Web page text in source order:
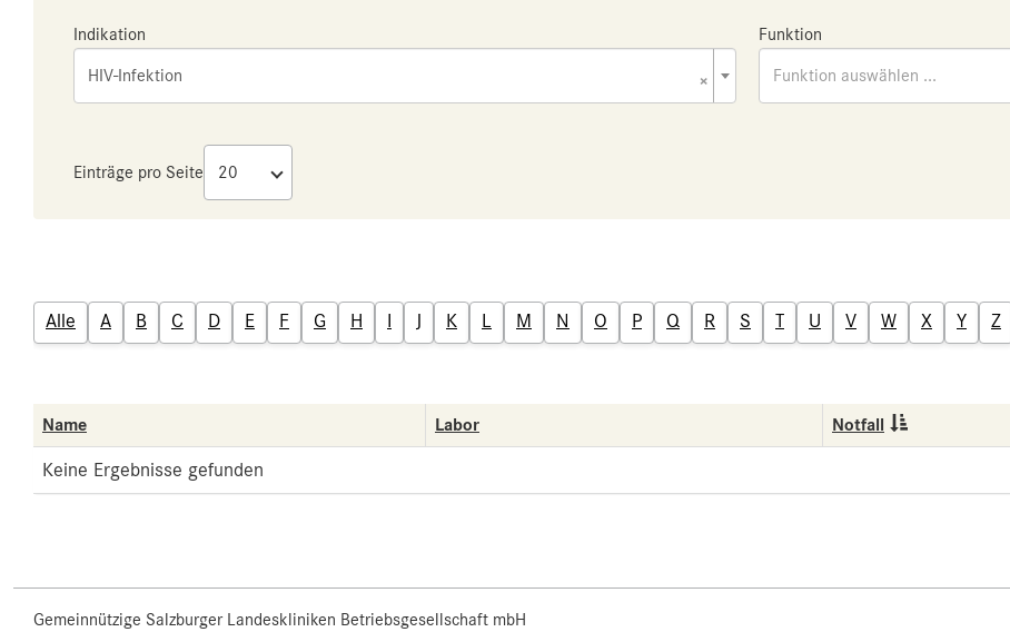
Indikation
×
HIV-Infektion
Funktion
Funktion auswählen ...
Einträge pro Seite
Alle A B C D E F G H I J K L M N O P Q R S T U V W X Y Z
Name Labor Notfall
Keine Ergebnisse gefunden
Gemeinnützige Salzburger Landeskliniken Betriebsgesellschaft mbH